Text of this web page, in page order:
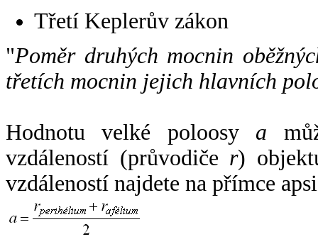
Třetí Keplerův zákon
"Poměr druhých mocnin
třetích mocnin jejich hlavních
Hodnotu velké poloosy a
vzdáleností (průvodiče r)
vzdáleností najdete na přímce